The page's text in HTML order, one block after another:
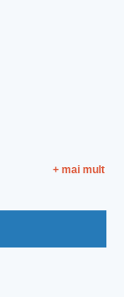
+ mai mult